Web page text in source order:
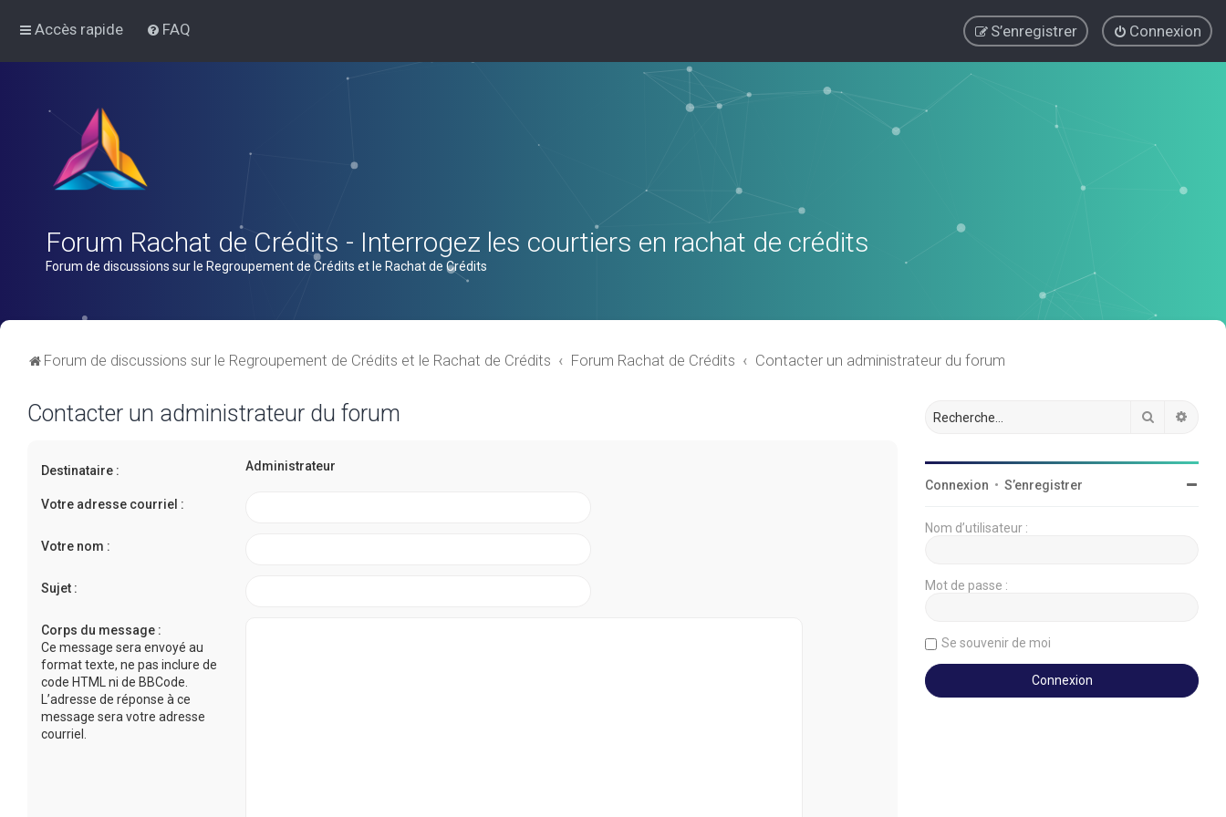
Accès rapide FAQ Connexion
S’enregistrer
Forum Rachat de Crédits - Interrogez les courtiers en rachat de crédits
Forum de discussions sur le Regroupement de Crédits et le Rachat de Crédits
Forum de discussions sur le Regroupement de Crédits et le Rachat de Crédits Forum Rachat de Crédits Contacter un administrateur du forum
Contacter un administrateur du forum
Destinataire : Administrateur
Votre adresse courriel :
Votre nom :
Sujet :
Corps du message :
Ce message sera envoyé au
format texte, ne pas inclure de
code HTML ni de BBCode.
L’adresse de réponse à ce
message sera votre adresse
courriel.
Rechercher
Connexion • S’enregistrer
Nom d’utilisateur :
Mot de passe :
Se souvenir de moi